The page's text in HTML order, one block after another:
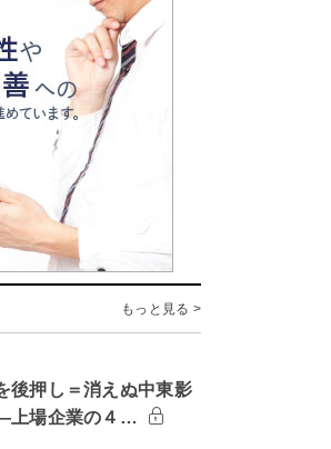
もっと見る >
後押し＝消えぬ中東影
上場企業の４…